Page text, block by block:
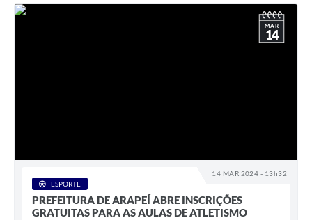
14 MAR 2024 - 13h32
MAR
14
ESPORTE
PREFEITURA DE ARAPEÍ ABRE INSCRIÇÕES
GRATUITAS PARA AS AULAS DE ATLETISMO